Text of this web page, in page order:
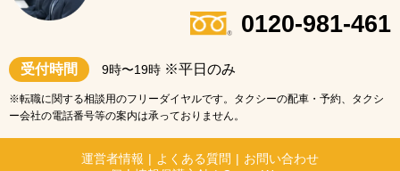
0120-981-461
受付時間 9時〜19時 ※平日のみ
※転職に関する相談用のフリーダイヤルです。タクシーの配車・予約、タクシ
ー会社の電話番号等の案内は承っておりません。
運営者情報 | よくある質問 | お問い合わせ